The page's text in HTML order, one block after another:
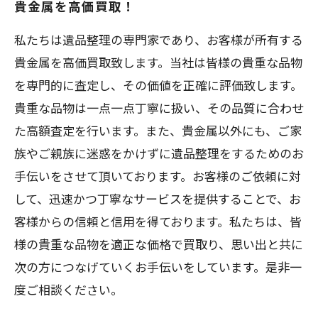
貴金属を高価買取！
私たちは遺品整理の専門家であり、お客様が所有する
貴金属を高価買取致します。当社は皆様の貴重な品物
を専門的に査定し、その価値を正確に評価致します。
貴重な品物は一点一点丁寧に扱い、その品質に合わせ
た高額査定を行います。また、貴金属以外にも、ご家
族やご親族に迷惑をかけずに遺品整理をするためのお
手伝いをさせて頂いております。お客様のご依頼に対
して、迅速かつ丁寧なサービスを提供することで、お
客様からの信頼と信用を得ております。私たちは、皆
様の貴重な品物を適正な価格で買取り、思い出と共に
次の方につなげていくお手伝いをしています。是非一
度ご相談ください。